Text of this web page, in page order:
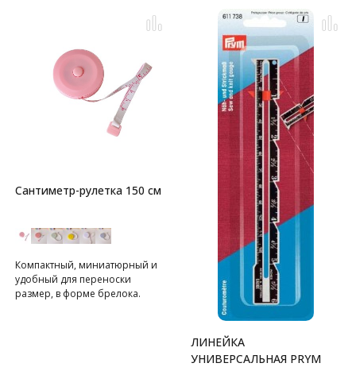
Сантиметр-рулетка 150 см
Компактный, миниатюрный и
удобный для переноски
размер, в форме брелока.
ЛИНЕЙКА
УНИВЕРСАЛЬНАЯ PRYM